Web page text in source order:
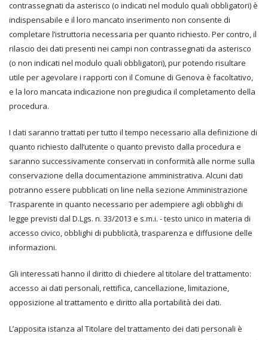
contrassegnati da asterisco (o indicati nel modulo quali obbligatori) è
indispensabile e il loro mancato inserimento non consente di
completare l’istruttoria necessaria per quanto richiesto. Per contro, il
rilascio dei dati presenti nei campi non contrassegnati da asterisco
(o non indicati nel modulo quali obbligatori), pur potendo risultare
utile per agevolare i rapporti con il Comune di Genova è facoltativo,
e la loro mancata indicazione non pregiudica il completamento della
procedura.
I dati saranno trattati per tutto il tempo necessario alla definizione di
quanto richiesto dall’utente o quanto previsto dalla procedura e
saranno successivamente conservati in conformità alle norme sulla
conservazione della documentazione amministrativa. Alcuni dati
potranno essere pubblicati on line nella sezione Amministrazione
Trasparente in quanto necessario per adempiere agli obblighi di
legge previsti dal D.Lgs. n. 33/2013 e s.m.i. - testo unico in materia di
accesso civico, obblighi di pubblicità, trasparenza e diffusione delle
informazioni.
Gli interessati hanno il diritto di chiedere al titolare del trattamento:
accesso ai dati personali, rettifica, cancellazione, limitazione,
opposizione al trattamento e diritto alla portabilità dei dati.
L’apposita istanza al Titolare del trattamento dei dati personali è